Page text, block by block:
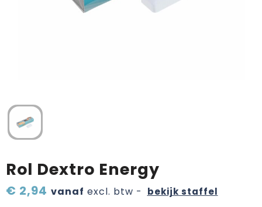
Wijn, bier en proeverij
Zomerpakketten
Rol Dextro Energy
€ 2,94 vanaf excl. btw - bekijk staffel